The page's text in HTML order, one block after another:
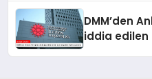
DMM’den
iddia edilen